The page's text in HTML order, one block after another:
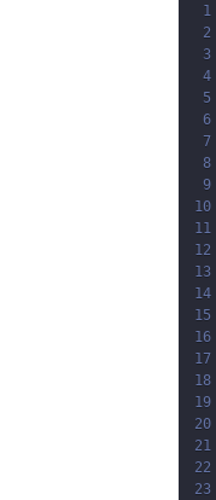
1
2
3
4
5
6
7
8
9
10
11
12
13
14
15
16
17
18
19
20
21
22
23